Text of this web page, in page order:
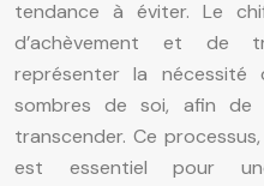
tendance à éviter. Le
d’achèvement et de
représenter la
sombres de soi, afin
transcender. Ce
est essentiel pour